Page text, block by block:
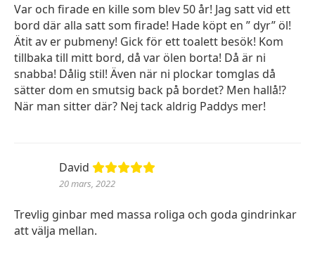
Var och firade en kille som blev 50 år! Jag satt vid ett
bord där alla satt som firade! Hade köpt en ” dyr” öl!
Ätit av er pubmeny! Gick för ett toalett besök! Kom
tillbaka till mitt bord, då var ölen borta! Då är ni
snabba! Dålig stil! Även när ni plockar tomglas då
sätter dom en smutsig back på bordet? Men hallå!?
När man sitter där? Nej tack aldrig Paddys mer!
David
20 mars, 2022
Trevlig ginbar med massa roliga och goda gindrinkar
att välja mellan.